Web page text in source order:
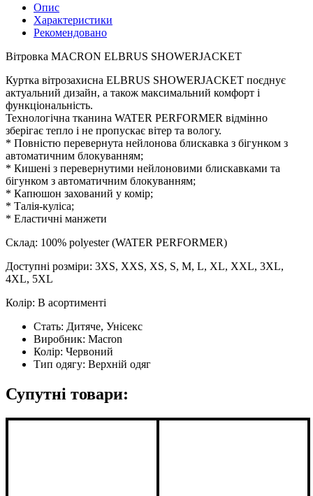
Опис
Характеристики
Рекомендовано
Вітровка MACRON ELBRUS SHOWERJACKET
Куртка вітрозахисна ELBRUS SHOWERJACKET поєднує
актуальний дизайн, а також максимальний комфорт і
функціональність.
Технологічна тканина WATER PERFORMER відмінно
зберігає тепло і не пропускає вітер та вологу.
* Повністю перевернута нейлонова блискавка з бігунком з
автоматичним блокуванням;
* Кишені з перевернутими нейлоновими блискавками та
бігунком з автоматичним блокуванням;
* Капюшон захований у комір;
* Талія-куліса;
* Еластичні манжети
Склад: 100% polyester (WATER PERFORMER)
Доступні розміри: 3XS, XXS, XS, S, M, L, XL, XXL, 3XL,
4XL, 5XL
Колір: В асортименті
Стать: Дитяче, Унісекс
Виробник: Macron
Колір: Червоний
Тип одягу: Верхній одяг
Супутні товари: